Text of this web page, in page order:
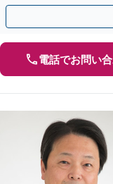
電話でお問い